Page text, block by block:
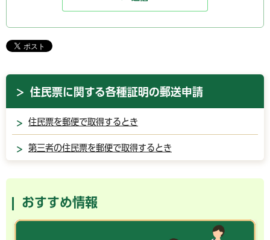
住民票に関する各種証明の郵送申請
住民票を郵便で取得するとき
第三者の住民票を郵便で取得するとき
おすすめ情報